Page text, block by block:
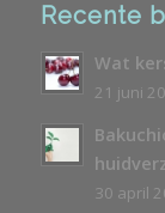
Recente
Wat
21 juni
30 april